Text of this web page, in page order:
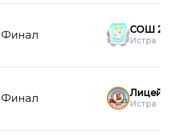
Финал СОШ 2
Истра
Финал Лицей
Истра